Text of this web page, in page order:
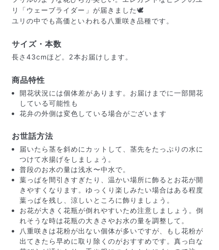
し、専用ボックスに丁寧に梱包してお届けしています。
きゅっとまとめられて一見窮屈そうに見えますが、輸送
中の衝撃による折れや擦れを軽減する効果があります。
リ「ウェーブライダー」が届きました🕊️
ユリの中でも高価といわれる八重咲き品種です。
サイズ・本数
長さ43cmほど。2本お届けします。
商品特性
開花状況には個体差があります。お届けまでに一部開花
している可能性も
花弁の外側は変色している場合がございます
お世話方法
届いたら茎を斜めにカットして、茎先をたっぷりの水に
つけて水揚げをしましょう。
普段のお水の量は浅水〜中水で。
葉っぱを間引きすぎたり、温かい場所に飾るとお花が開
きやすくなります。ゆっくり楽しみたい場合はある程度
葉っぱを残し、涼しいところに飾りましょう。
お花が大きく花瓶が倒れやすいため注意しましょう。倒
れそうな時は花瓶の大きさやお水の量を調整して。
八重咲きは花粉が出ない個体が多いですが、もし花粉が
出てきたら早めに取り除くのがおすすめです。真っ白な